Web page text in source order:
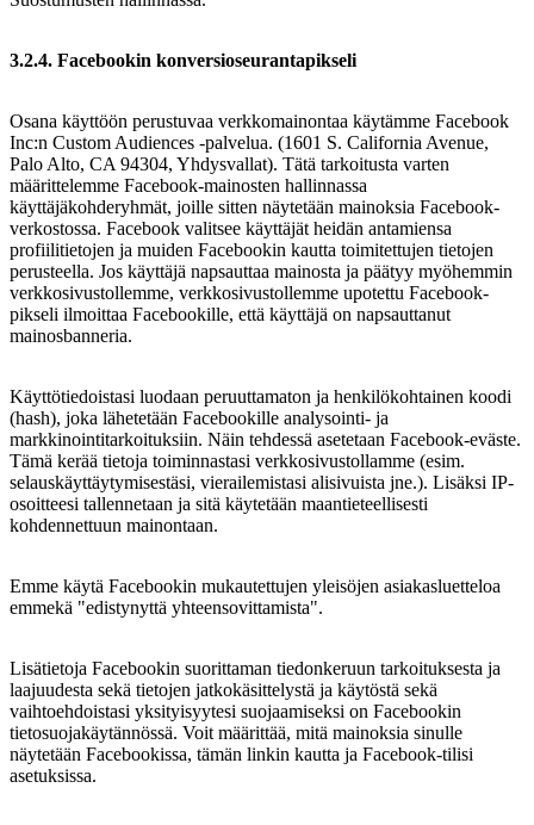
3.2.4. Facebookin konversioseurantapikseli
Osana käyttöön perustuvaa verkkomainontaa käytämme Facebook
Inc:n Custom Audiences -palvelua. (1601 S. California Avenue,
Palo Alto, CA 94304, Yhdysvallat). Tätä tarkoitusta varten
määrittelemme Facebook-mainosten hallinnassa
käyttäjäkohderyhmät, joille sitten näytetään mainoksia Facebook-
verkostossa. Facebook valitsee käyttäjät heidän antamiensa
profiilitietojen ja muiden Facebookin kautta toimitettujen tietojen
perusteella. Jos käyttäjä napsauttaa mainosta ja päätyy myöhemmin
verkkosivustollemme, verkkosivustollemme upotettu Facebook-
pikseli ilmoittaa Facebookille, että käyttäjä on napsauttanut
mainosbanneria.
Käyttötiedoistasi luodaan peruuttamaton ja henkilökohtainen koodi
(hash), joka lähetetään Facebookille analysointi- ja
markkinointitarkoituksiin. Näin tehdessä asetetaan Facebook-eväste.
Tämä kerää tietoja toiminnastasi verkkosivustollamme (esim.
selauskäyttäytymisestäsi, vierailemistasi alisivuista jne.). Lisäksi IP-
osoitteesi tallennetaan ja sitä käytetään maantieteellisesti
kohdennettuun mainontaan.
Emme käytä Facebookin mukautettujen yleisöjen asiakasluetteloa
emmekä "edistynyttä yhteensovittamista".
Lisätietoja Facebookin suorittaman tiedonkeruun tarkoituksesta ja
laajuudesta sekä tietojen jatkokäsittelystä ja käytöstä sekä
vaihtoehdoistasi yksityisyytesi suojaamiseksi on Facebookin
tietosuojakäytännössä. Voit määrittää, mitä mainoksia sinulle
näytetään Facebookissa, tämän linkin kautta ja Facebook-tilisi
asetuksissa.